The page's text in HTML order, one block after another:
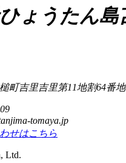
ょうたん島
町吉里吉里第11地割64番
tomaya.jp
せはこちら
Ltd.